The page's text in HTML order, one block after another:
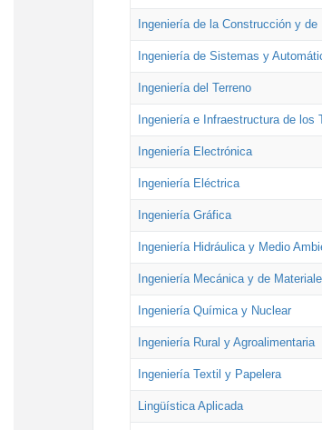
Ingeniería de la Construcción y
Ingeniería de Sistemas y
Ingeniería del Terreno
Ingeniería e Infraestructura de los
Ingeniería Electrónica
Ingeniería Eléctrica
Ingeniería Gráfica
Ingeniería Hidráulica y Medio
Ingeniería Mecánica y de
Ingeniería Química y Nuclear
Ingeniería Rural y Agroalimentaria
Ingeniería Textil y Papelera
Lingüística Aplicada